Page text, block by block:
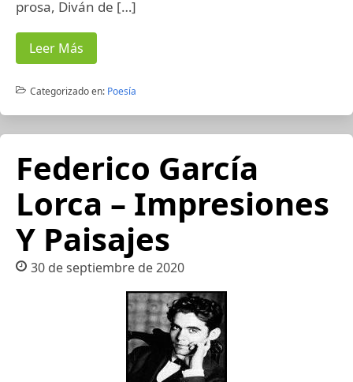
prosa, Diván de […]
Leer Más
Categorizado en: Poesía
Federico García
Lorca – Impresiones
Y Paisajes
30 de septiembre de 2020